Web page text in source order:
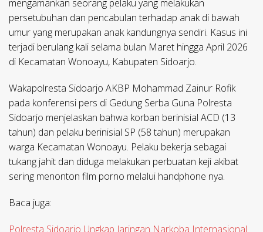
mengamankan seorang pelaku yang melakukan
persetubuhan dan pencabulan terhadap anak di bawah
umur yang merupakan anak kandungnya sendiri. Kasus ini
terjadi berulang kali selama bulan Maret hingga April 2026
di Kecamatan Wonoayu, Kabupaten Sidoarjo.
Wakapolresta Sidoarjo AKBP Mohammad Zainur Rofik
pada konferensi pers di Gedung Serba Guna Polresta
Sidoarjo menjelaskan bahwa korban berinisial ACD (13
tahun) dan pelaku berinisial SP (58 tahun) merupakan
warga Kecamatan Wonoayu. Pelaku bekerja sebagai
tukang jahit dan diduga melakukan perbuatan keji akibat
sering menonton film porno melalui handphone nya.
Baca juga:
Polresta Sidoarjo Ungkap Jaringan Narkoba Internasional